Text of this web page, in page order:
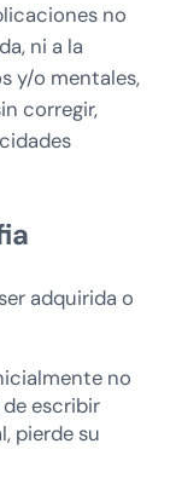
no
ni a la
y/o mentales,
corregir,
adquirida o
no
escribir
pierde su